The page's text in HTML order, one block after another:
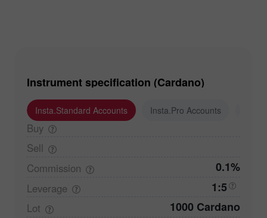
Instrument specification (Cardano)
Insta.Standard Accounts Insta.Pro Accounts
Buy
Sell
Commission
0.1%
Leverage 1:5
Lot 1000 Cardano